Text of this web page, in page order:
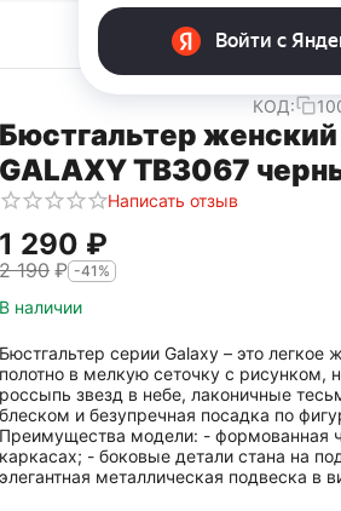
КОД:
Бюстгальтер
GALAXY TB3067
Написать отзыв
1 290 ₽
2 190 ₽ -41%
В наличии
Бюстгальтер серии Galaxy – это легкое
полотно в мелкую сеточку с
россыпь звезд в небе, лаконичные
блеском и безупречная посадка по
Преимущества модели: - формованная
каркасах; - боковые детали стана на
элегантная металлическая подвеска в